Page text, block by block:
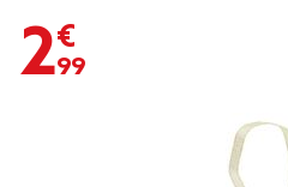
2,99 €